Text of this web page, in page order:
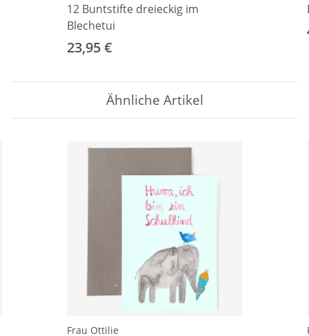
12 Buntstifte dreieckig im
Blechetui
23,95 €
Ähnliche Artikel
Frau Ottilie